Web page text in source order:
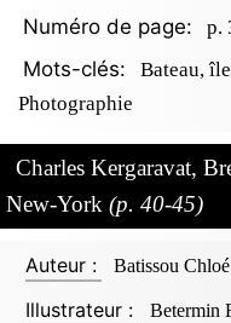
Numéro de page: p.
Mots-clés:
Bateau,
Photographie
Charles Kergaravat,
New-York (p. 40-45)
Auteur : Batissou Chloé
Illustrateur : Betermin